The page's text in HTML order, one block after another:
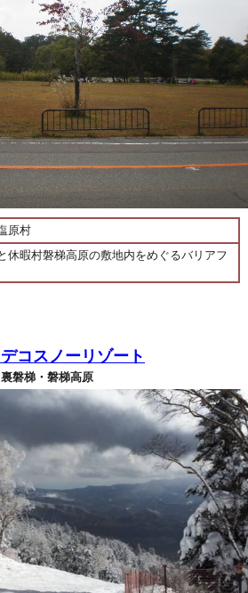
原村
休暇村磐梯高原の敷地内をめぐるバリアフ
コスノーリゾート
裏磐梯・磐梯高原